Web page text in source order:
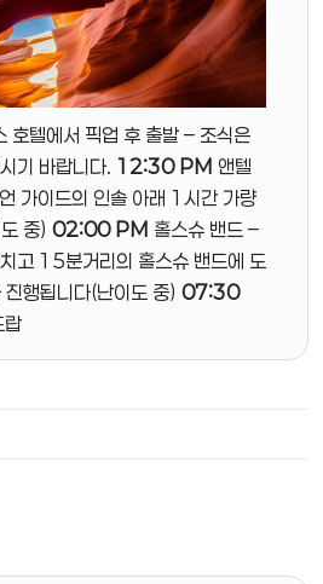
호텔에서 픽업 후 출발 – 조식은
기 바랍니다. 12:30 PM 앤텔
가이드의 인솔 아래 1시간 가량
중) 02:00 PM 홀스슈 밴드 –
고 15분거리의 홀스슈 밴드에 도
행됩니다(난이도 중) 07:30
랍